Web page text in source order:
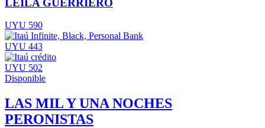
UYU 590
UYU 443
UYU 502
Disponible
LAS MIL Y UNA NOCHES
PERONISTAS